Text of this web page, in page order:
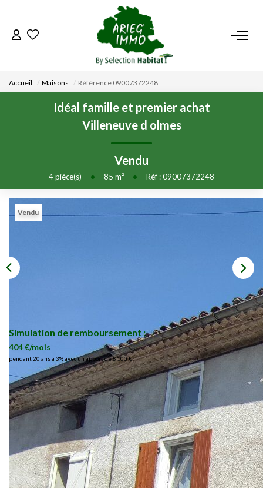
ACCUEIL
NOS BIENS
VENDRE UN BIEN
DÉPOSEZ VOTRE RECHERCHE
NOUS REJOINDRE
Accueil Maisons Référence 09007372248
Idéal famille et premier achat
Villeneuve d olmes
Vendu
4pièce(s) • 85 m² • Réf : 09007372248
Vendu
Simulation de remboursement :
404 €/mois
pendant 20 ans à 3% avec un apport de 8 100 €
Description
Réf : 09007372248
Maison mitoyenne de type 4 rénovée en 2020, avec une
belle grange/garage, située dans un hameau proche des
commodité.